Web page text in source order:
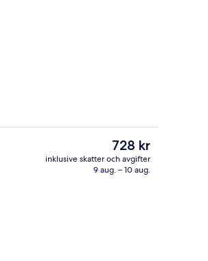
Kroppsbehandlingar, massage med
Det
nuvarande
priset
728 kr
inklusive skatter och avgifter
9 aug. – 10 aug.